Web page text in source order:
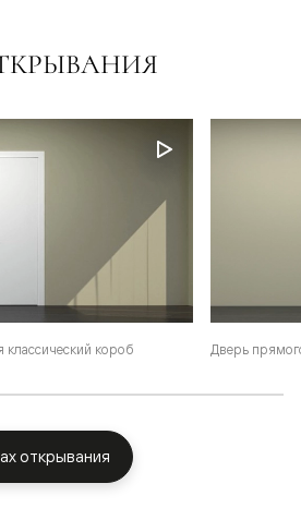
короб Дверь
открывания